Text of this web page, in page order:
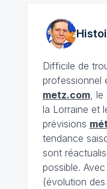
Difficile de
professionnel
metz.com, le
la Lorraine et
prévisions
tendance
sont
possible. Avec
(évolution